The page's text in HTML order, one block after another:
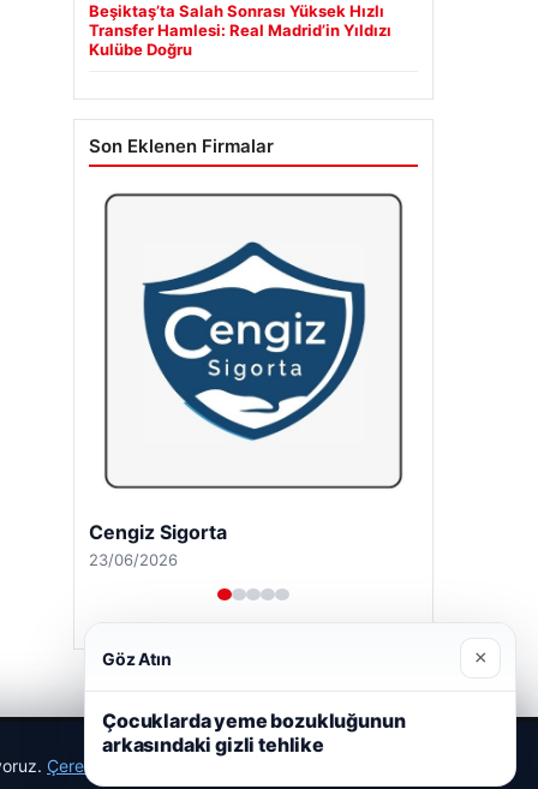
Beşiktaş’ta Salah Sonrası Yüksek Hızlı
Transfer Hamlesi: Real Madrid’in Yıldızı
Kulübe Doğru
Son Eklenen Firmalar
Cengiz Sigorta
23/06/2026
Çerez Politikamız
Göz Atın ×
Çocuklarda yeme bozukluğunun
arkasındaki gizli tehlike